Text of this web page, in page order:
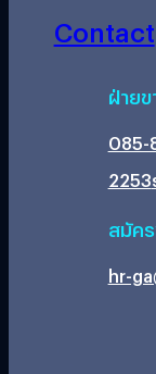
Contact
ฝ่าย
085-
2253
สมัค
hr-